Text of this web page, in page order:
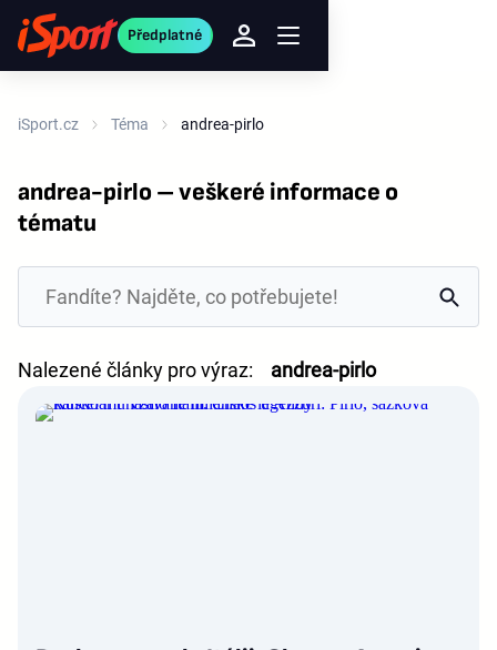
Předplatné
iSport.cz Téma andrea-pirlo
andrea-pirlo – veškeré informace o
tématu
Nalezené články pro výraz: andrea-pirlo